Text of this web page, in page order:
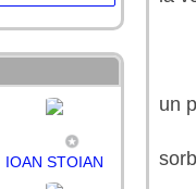
un
IOAN STOIAN